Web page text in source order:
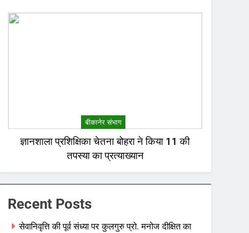
बीकानेर संभाग
ज्ञानशाला प्रशिक्षिका चेतना बोहरा ने किया 11 की
तपस्या का प्रत्याख्यान
Recent Posts
सेवानिवृत्ति की पूर्व संध्या पर कुलगुरु प्रो. मनोज दीक्षित का